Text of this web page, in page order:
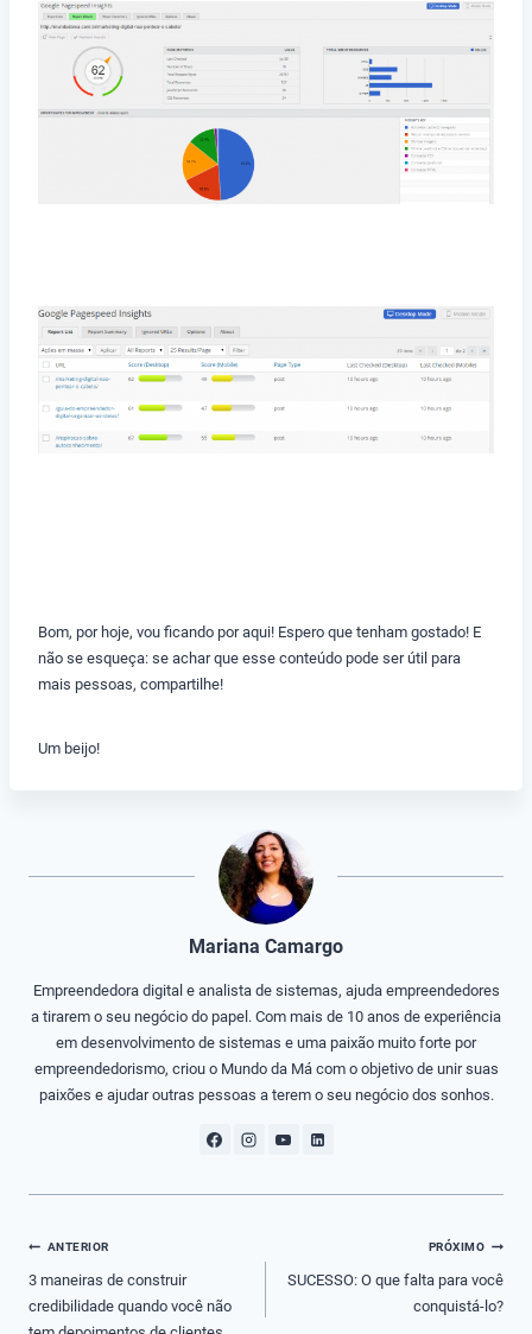
Bom, por hoje, vou ficando por aqui! Espero que tenham gostado! E
não se esqueça: se achar que esse conteúdo pode ser útil para
mais pessoas, compartilhe!
Um beijo!
Mariana Camargo
Empreendedora digital e analista de sistemas, ajuda empreendedores
a tirarem o seu negócio do papel. Com mais de 10 anos de experiência
em desenvolvimento de sistemas e uma paixão muito forte por
empreendedorismo, criou o Mundo da Má com o objetivo de unir suas
paixões e ajudar outras pessoas a terem o seu negócio dos sonhos.
Navegação
de
Post
ANTERIOR
3 maneiras de construir
credibilidade quando você não
PRÓXIMO
SUCESSO: O que falta para você
conquistá-lo?